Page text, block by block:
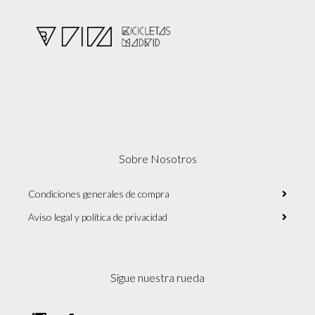
producto
Sobre Nosotros
Condiciones generales de compra
Aviso legal y política de privacidad
Sigue nuestra rueda